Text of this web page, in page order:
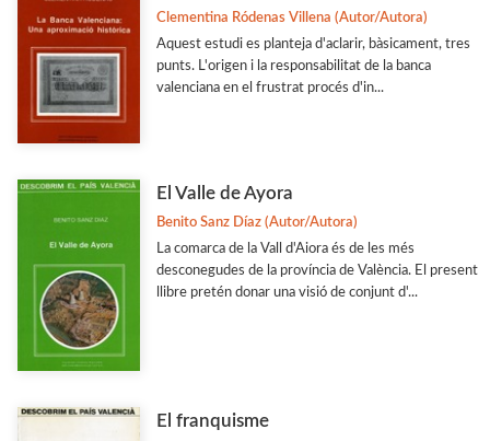
Clementina Ródenas Villena (Autor/Autora)
Aquest estudi es planteja d'aclarir, bàsicament, tres
punts. L'origen i la responsabilitat de la banca
valenciana en el frustrat procés d'in...
El Valle de Ayora
Benito Sanz Díaz (Autor/Autora)
La comarca de la Vall d'Aiora és de les més
desconegudes de la província de València. El present
llibre pretén donar una visió de conjunt d'...
El franquisme